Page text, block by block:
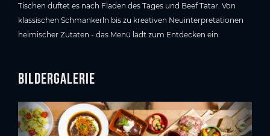
Tischen duftet es nach Fladen des Tages und Beef Tatar. Von
klassischen Schmankerln bis zu kreativen Neuinterpretationen
heimischer Zutaten - das Menü lädt zum Entdecken ein.
Bildergalerie